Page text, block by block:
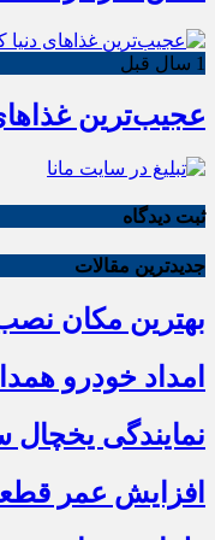
1 سال قبل
عجیب‌ترین
ثبت دیدگاه
جدیدترین مقالات
بهترین مکان
امداد خودرو
نمایندگی یخچال
افزایش عمر